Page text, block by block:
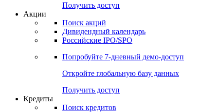
Получить доступ
Акции
Поиск акций
Дивидендный календарь
Российские IPO/SPO
Попробуйте 7-дневный демо-доступ
Откройте глобальную базу данных
Получить доступ
Кредиты
Поиск кредитов